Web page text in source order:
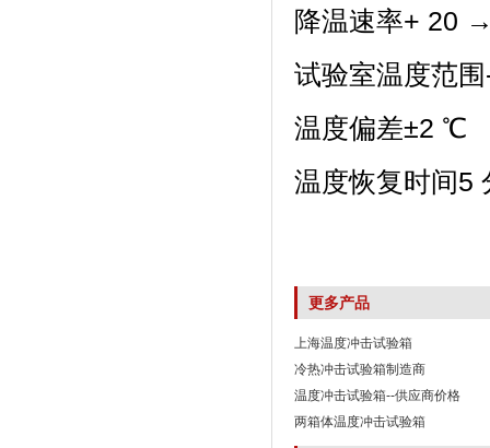
降温速率+ 20
试验室温度范
温度偏差±2 ℃
温度恢复时间5
更多产品
上海温度冲击试验箱
冷热冲击试验箱制造商
温度冲击试验箱--供应商价格
两箱体温度冲击试验箱